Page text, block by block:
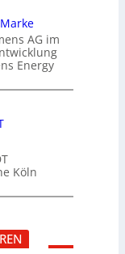
AG im
Energy
Köln